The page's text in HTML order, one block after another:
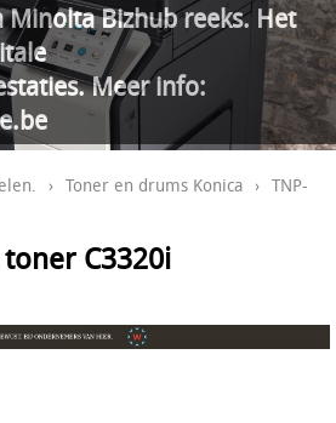
Minolta Bizhub reeks. Het
Meer info:
› Toner en drums Konica › TNP-
toner C3320i